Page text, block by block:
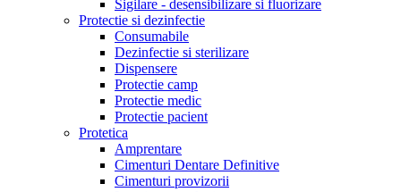
Sigilare - desensibilizare si fluorizare
Protectie si dezinfectie
Consumabile
Dezinfectie si sterilizare
Dispensere
Protectie camp
Protectie medic
Protectie pacient
Protetica
Amprentare
Cimenturi Dentare Definitive
Cimenturi provizorii